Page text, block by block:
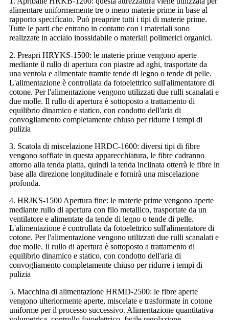
alimentare uniformemente tre o meno materie prime in base al
rapporto specificato. Può preaprire tutti i tipi di materie prime.
Tutte le parti che entrano in contatto con i materiali sono
realizzate in acciaio inossidabile o materiali polimerici organici.
2. Preapri HRYKS-1500: le materie prime vengono aperte
mediante il rullo di apertura con piastre ad aghi, trasportate da
una ventola e alimentate tramite tende di legno o tende di pelle.
L'alimentazione è controllata da fotoelettrico sull'alimentatore di
cotone. Per l'alimentazione vengono utilizzati due rulli scanalati e
due molle. Il rullo di apertura è sottoposto a trattamento di
equilibrio dinamico e statico, con condotto dell'aria di
convogliamento completamente chiuso per ridurre i tempi di
pulizia
3. Scatola di miscelazione HRDC-1600: diversi tipi di fibre
vengono soffiate in questa apparecchiatura, le fibre cadranno
attorno alla tenda piatta, quindi la tenda inclinata otterrà le fibre in
base alla direzione longitudinale e fornirà una miscelazione
profonda.
4. HRJKS-1500 Apertura fine: le materie prime vengono aperte
mediante rullo di apertura con filo metallico, trasportate da un
ventilatore e alimentate da tende di legno o tende di pelle.
L'alimentazione è controllata da fotoelettrico sull'alimentatore di
cotone. Per l'alimentazione vengono utilizzati due rulli scanalati e
due molle. Il rullo di apertura è sottoposto a trattamento di
equilibrio dinamico e statico, con condotto dell'aria di
convogliamento completamente chiuso per ridurre i tempi di
pulizia
5. Macchina di alimentazione HRMD-2500: le fibre aperte
vengono ulteriormente aperte, miscelate e trasformate in cotone
uniforme per il processo successivo. Alimentazione quantitativa